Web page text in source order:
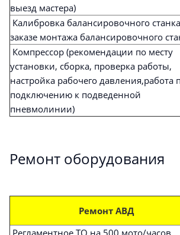
выезд мастера)
Калибровка балансировочного
заказе монтажа балансировочного
Компрессор (рекомендации по месту
установки, сборка, проверка работы,
настройка рабочего давления,работа
подключению к подведенной
пневмолинии)
Ремонт оборудования
Ремонт АВД
Регламентное ТО на 500 мото/часов